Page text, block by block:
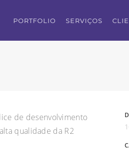
PORTFOLIO SERVIÇOS
de desenvolvimento
qualidade da R2